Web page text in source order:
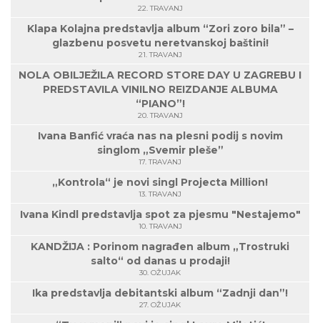
22. TRAVANJ
Klapa Kolajna predstavlja album “Zori zoro bila” –
glazbenu posvetu neretvanskoj baštini!
21. TRAVANJ
NOLA OBILJEŽILA RECORD STORE DAY U ZAGREBU I
PREDSTAVILA VINILNO REIZDANJE ALBUMA
“PIANO”!
20. TRAVANJ
Ivana Banfić vraća nas na plesni podij s novim
singlom „Svemir pleše”
17. TRAVANJ
„Kontrola“ je novi singl Projecta Million!
13. TRAVANJ
Ivana Kindl predstavlja spot za pjesmu "Nestajemo"
10. TRAVANJ
KANDŽIJA : Porinom nagrađen album „Trostruki
salto“ od danas u prodaji!
30. OŽUJAK
Ika predstavlja debitantski album “Zadnji dan”!
27. OŽUJAK